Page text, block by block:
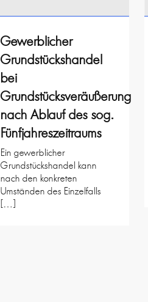
Gewerblicher
Grundstückshandel
bei
Grundstücksveräußerung
nach Ablauf des sog.
Fünfjahreszeitraums
Ein gewerblicher
Grundstückshandel kann
nach den konkreten
Umständen des Einzelfalls
[…]